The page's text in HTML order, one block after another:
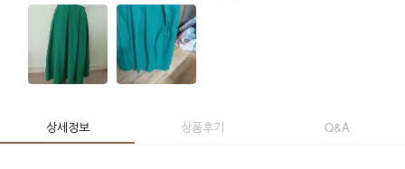
상세정보 상품후기 Q&A